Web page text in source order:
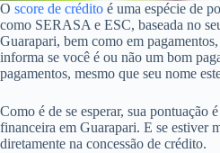
O score de crédito é uma espécie de
como SERASA e ESC, baseada no
Guarapari, bem como em
informa se você é ou não um bom
pagamentos, mesmo que seu nome
Como é de se esperar, sua pontuação
financeira em Guarapari. E se estiver
diretamente na concessão de crédito.